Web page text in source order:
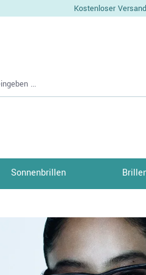
Kostenloser
Sonnenbrillen